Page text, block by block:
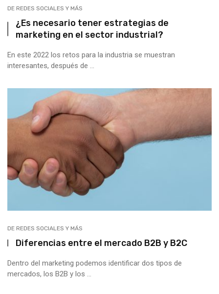
DE REDES SOCIALES Y MÁS
¿Es necesario tener estrategias de
marketing en el sector industrial?
En este 2022 los retos para la industria se muestran
interesantes, después de ...
DE REDES SOCIALES Y MÁS
Diferencias entre el mercado B2B y B2C
Dentro del marketing podemos identificar dos tipos de
mercados, los B2B y los ...